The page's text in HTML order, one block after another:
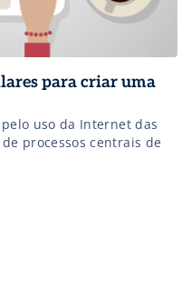
para criar uma
uso da Internet das
processos centrais de